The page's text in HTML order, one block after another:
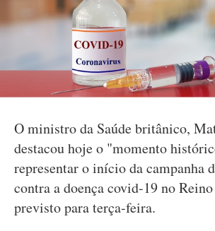
O ministro da Saúde britânico,
destacou hoje o "momento
representar o início da campanha
contra a doença covid-19 no
previsto para terça-feira.